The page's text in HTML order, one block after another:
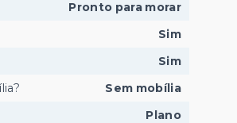
Pronto para morar
Sim
Sim
Sem mobília
Plano